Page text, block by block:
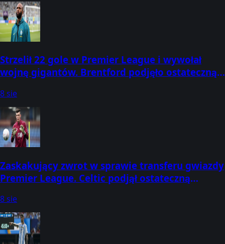
Strzelił 22 gole w Premier League i wywołał
wojnę gigantów. Brentford podjęło ostateczną
8 sie
Zaskakujący zwrot w sprawie transferu gwiazdy
Premier League. Celtic podjął ostateczną
8 sie